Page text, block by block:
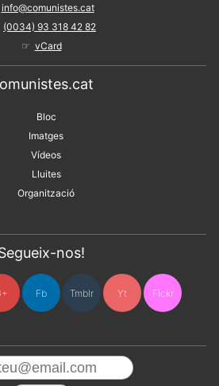
info@comunistes.cat
(0034) 93 318 42 82
vCard
Bloc
Imatges
Vídeos
Lluites
Organització
nos!
Fb Tmblr Yt Flckr